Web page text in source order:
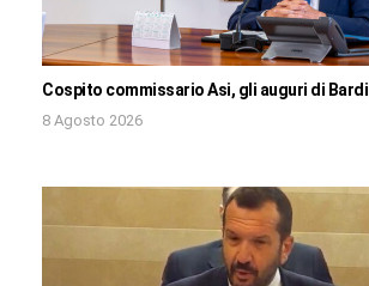
Cospito commissario Asi, gli auguri di Bardi
8 Agosto 2026